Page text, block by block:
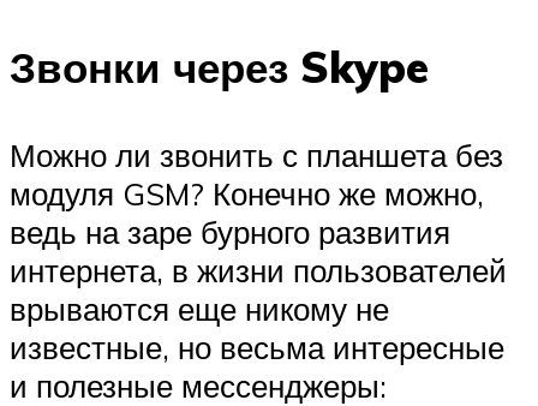
Звонки через Skype
Можно ли звонить с планшета без
модуля GSM? Конечно же можно,
ведь на заре бурного развития
интернета, в жизни пользователей
врываются еще никому не
известные, но весьма интересные
и полезные мессенджеры: